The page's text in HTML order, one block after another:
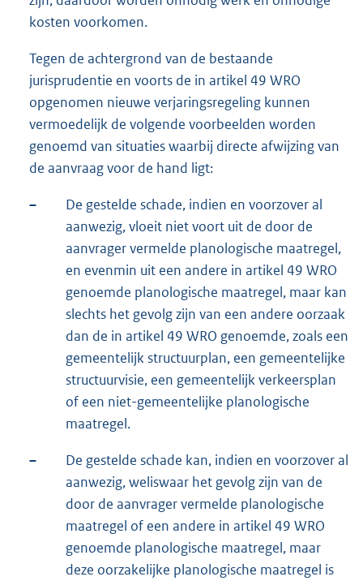
kosten voorkomen.
Tegen de achtergrond van de bestaande
jurisprudentie en voorts de in artikel 49 WRO
opgenomen nieuwe verjaringsregeling kunnen
vermoedelijk de volgende voorbeelden worden
genoemd van situaties waarbij directe afwijzing van
de aanvraag voor de hand ligt:
–
De gestelde schade, indien en voorzover al
aanwezig, vloeit niet voort uit de door de
aanvrager vermelde planologische maatregel,
en evenmin uit een andere in artikel 49 WRO
genoemde planologische maatregel, maar kan
slechts het gevolg zijn van een andere oorzaak
dan de in artikel 49 WRO genoemde, zoals een
gemeentelijk structuurplan, een gemeentelijke
structuurvisie, een gemeentelijk verkeersplan
of een niet-gemeentelijke planologische
maatregel.
–
De gestelde schade kan, indien en voorzover al
aanwezig, weliswaar het gevolg zijn van de
door de aanvrager vermelde planologische
maatregel of een andere in artikel 49 WRO
genoemde planologische maatregel, maar
deze oorzakelijke planologische maatregel is